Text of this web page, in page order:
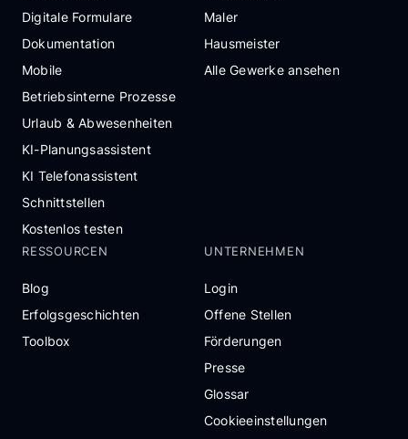
Digitale Formulare
Dokumentation
Mobile
Betriebsinterne Prozesse
Urlaub & Abwesenheiten
KI-Planungsassistent
KI Telefonassistent
Schnittstellen
Kostenlos testen
Maler
Hausmeister
Alle Gewerke ansehen
RESSOURCEN
Blog
Erfolgsgeschichten
Toolbox
UNTERNEHMEN
Login
Offene Stellen
Förderungen
Presse
Glossar
Cookieeinstellungen